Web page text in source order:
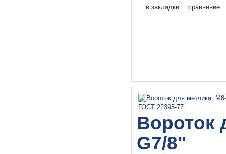
в закладки сравнение
Вороток
G7/8"